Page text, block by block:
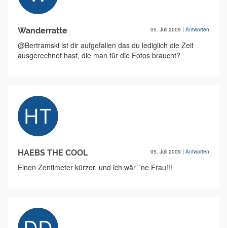
Wanderratte 05. Juli 2009 | Antworten
@Bertramski ist dir aufgefallen das du lediglich die Zeit
ausgerechnet hast, die man für die Fotos braucht?
HAEBS THE COOL 05. Juli 2009 | Antworten
Einen Zentimeter kürzer, und ich wär´´ne Frau!!!